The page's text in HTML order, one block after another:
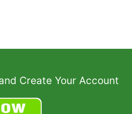
Create Your Account